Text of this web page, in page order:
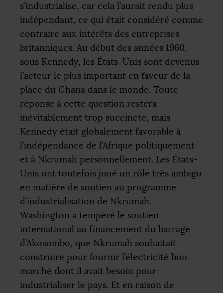
s’industrialise, car cela l’aurait rendu plus
indépendant, ce qui était considéré comme
contraire aux intérêts des entreprises
britanniques. Au début des années 1960,
sous Kennedy, les États-Unis sont devenus
l’acteur le plus important en faveur de la
place du Ghana dans le monde. Toute
réponse à cette question restera
inévitablement trop succincte, mais
Kennedy était globalement favorable à
l’indépendance de l’Afrique politiquement
et à Nkrumah personnellement. Les États-
Unis ont toutefois joué un rôle très ambigu
en matière de soutien au programme
d’industrialisation de Nkrumah.
Washington a tempéré le soutien
international au financement du barrage
d’Akosombo, que Nkrumah souhaitait
construire pour fournir l’électricité bon
marché dont il avait besoin pour
industrialiser le pays. Et en raison de